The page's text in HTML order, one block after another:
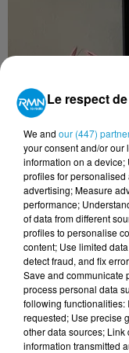
Le respect
We and our (447)
your consent and/or our
information on a
profiles for
advertising; Measure
performance;
of data from different
profiles to personalise
content; Use limited
detect fraud, and fix
Save and communicate
process personal data
following functionalities:
requested; Use precise
other data sources;
information transmitted